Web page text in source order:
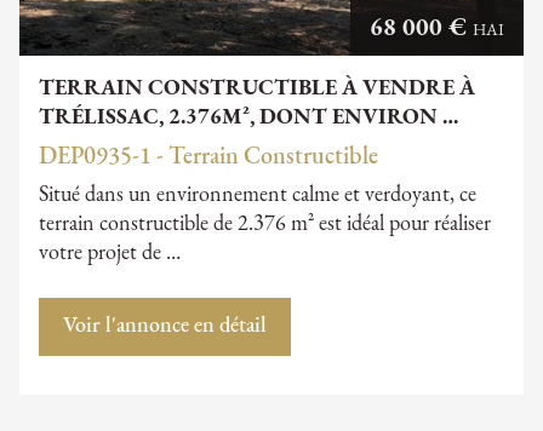
TERRAIN CONSTRUCTIBLE À VENDRE À
TRÉLISSAC, 2.376M², DONT ENVIRON …
68 000 € HAI
DEP0935-1 - Terrain Constructible
Situé dans un environnement calme et verdoyant, ce
terrain constructible de 2.376 m² est idéal pour réaliser
votre projet de …
Voir l'annonce en détail